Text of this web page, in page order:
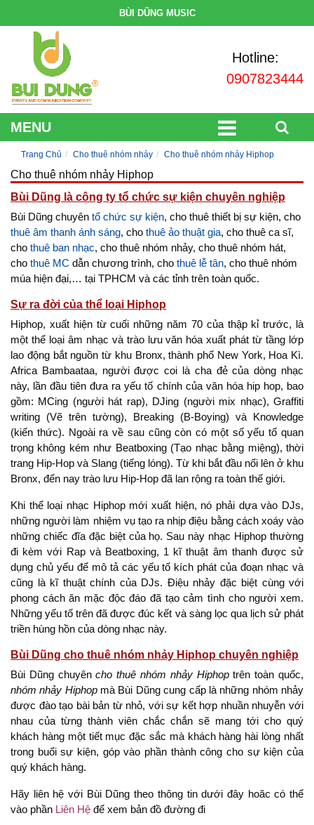
BÙI DŨNG MUSIC
Hotline:
0907823444
MENU
Trang Chủ Cho thuê nhóm nhảy Cho thuê nhóm nhảy Hiphop
Cho thuê nhóm nhảy Hiphop
Bùi Dũng là công ty tổ chức sự kiện chuyên nghiệp
Bùi Dũng chuyên tổ chức sự kiện, cho thuê thiết bị sự kiện, cho
thuê âm thanh ánh sáng, cho thuê ảo thuật gia, cho thuê ca sĩ,
cho thuê ban nhạc, cho thuê nhóm nhảy, cho thuê nhóm hát,
cho thuê MC dẫn chương trình, cho thuê lễ tân, cho thuê nhóm
múa hiện đại,… tại TPHCM và các tỉnh trên toàn quốc.
Sự ra đời của thể loại Hiphop
Hiphop, xuất hiện từ cuối những năm 70 của thập kỉ trước, là
một thể loại âm nhạc và trào lưu văn hóa xuất phát từ tầng lớp
lao động bắt nguồn từ khu Bronx, thành phố New York, Hoa Kì.
Africa Bambaataa, người được coi là cha đẻ của dòng nhạc
này, lần đầu tiên đưa ra yếu tố chính của văn hóa hip hop, bao
gồm: MCing (người hát rap), DJing (người mix nhạc), Graffiti
writing (Vẽ trên tường), Breaking (B-Boying) và Knowledge
(kiến thức). Ngoài ra về sau cũng còn có một số yếu tố quan
trọng không kém như Beatboxing (Tạo nhạc bằng miệng), thời
trang Hip-Hop và Slang (tiếng lóng). Từ khi bắt đầu nổi lên ở khu
Bronx, đến nay trào lưu Hip-Hop đã lan rộng ra toàn thế giới.
Khi thể loại nhạc Hiphop mới xuất hiện, nó phải dựa vào DJs,
những người làm nhiệm vụ tạo ra nhịp điệu bằng cách xoáy vào
những chiếc đĩa đặc biệt của họ. Sau này nhạc Hiphop thường
đi kèm với Rap và Beatboxing, 1 kĩ thuật âm thanh được sử
dụng chủ yếu để mô tả các yếu tố kích phát của đoạn nhạc và
cũng là kĩ thuật chính của DJs. Điệu nhảy đặc biệt cùng với
phong cách ăn mặc độc đáo đã tạo cảm tình cho người xem.
Những yếu tố trên đã được đúc kết và sàng lọc qua lịch sử phát
triền hùng hồn của dòng nhạc này.
Bùi Dũng cho thuê nhóm nhảy Hiphop chuyên nghiệp
Bùi Dũng chuyêncho thuê nhóm nhảy Hiphoptrên toàn quốc,
nhóm nhảy Hiphopmà Bùi Dũng cung cấp là những nhóm nhảy
được đào tạo bài bản từ nhỏ, với sự kết hợp nhuần nhuyễn với
nhau của từng thành viên chắc chắn sẽ mang tới cho quý
khách hàng một tiết mục đặc sắc mà khách hàng hài lòng nhất
trong buổi sự kiện, góp vào phần thành công cho sự kiện của
quý khách hàng.
Hãy liên hệ với Bùi Dũng theo thông tin dưới đây hoăc có thể
vào phần Liên Hệ để xem bản đồ đường đi